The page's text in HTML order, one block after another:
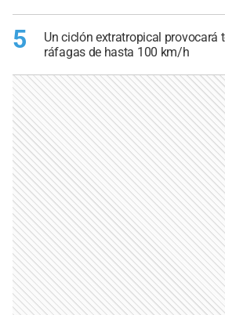
5
Un ciclón extratropical provocará
ráfagas de hasta 100 km/h